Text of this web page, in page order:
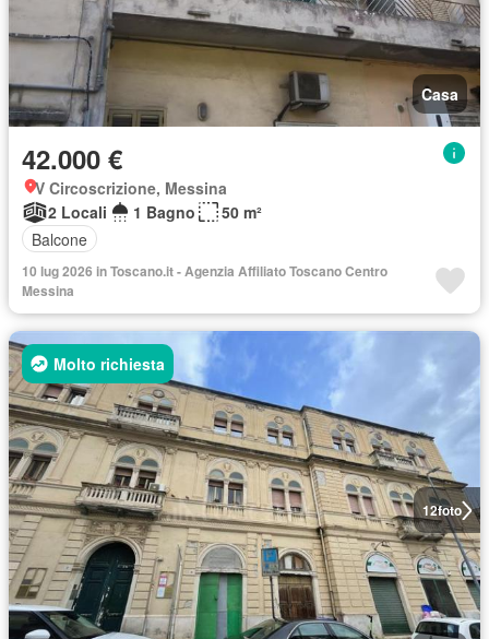
Casa
42.000 €
V Circoscrizione, Messina
2 Locali
1 Bagno
50 m²
Balcone
10 lug 2026 in Toscano.it - Agenzia Affiliato Toscano Centro
Messina
12foto
Molto richiesta